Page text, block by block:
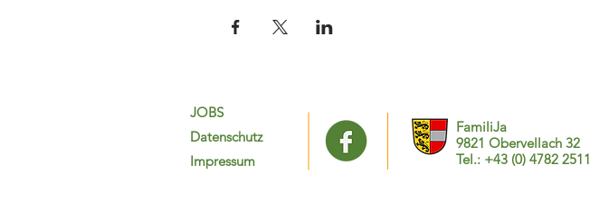
JOBS
Datenschutz
Impressum
FamiliJa
9821 Obervellach 32
Tel.: +43 (0) 4782 2511